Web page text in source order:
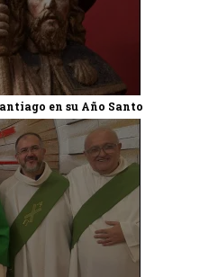
en su Año Santo